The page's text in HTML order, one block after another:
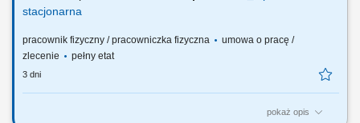
stacjonarna
pracownik fizyczny / pracowniczka fizyczna
umowa o pracę /
zlecenie
pełny etat
3 dni
pokaż opis